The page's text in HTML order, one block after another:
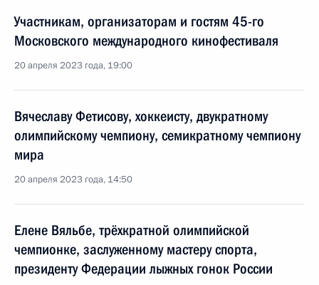
Участникам, организаторам и гостям 45-го
Московского международного кинофестиваля
20 апреля 2023 года, 19:00
Вячеславу Фетисову, хоккеисту, двукратному
олимпийскому чемпиону, семикратному чемпиону
мира
20 апреля 2023 года, 14:50
Елене Вяльбе, трёхкратной олимпийской
чемпионке, заслуженному мастеру спорта,
президенту Федерации лыжных гонок России